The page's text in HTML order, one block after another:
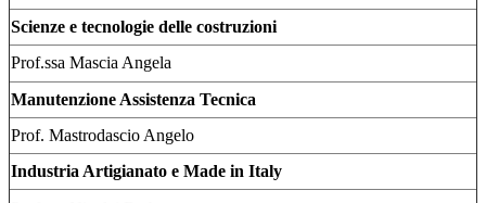
Scienze e tecnologie delle costruzioni
Prof.ssa Mascia Angela
Manutenzione Assistenza Tecnica
Prof. Mastrodascio Angelo
Industria Artigianato e Made in Italy